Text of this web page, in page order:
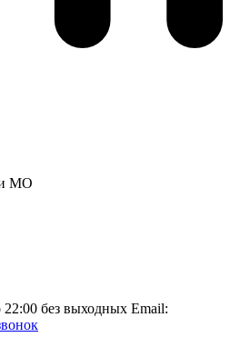
и МО
22:00 без выходных Email: